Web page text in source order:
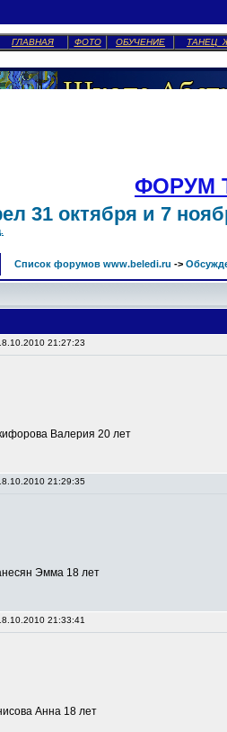
ГЛАВНАЯ ФОТО ОБУЧЕНИЕ ТАНЕЦ
ФОРУМ
31 октября и 7
Список форумов www.beledi.ru ->
21:27:23
Валерия 20 лет
21:29:35
Эмма 18 лет
21:33:41
Анна 18 лет